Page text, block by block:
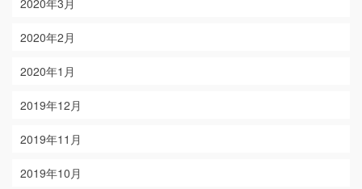
2020年3月
2020年2月
2020年1月
2019年12月
2019年11月
2019年10月